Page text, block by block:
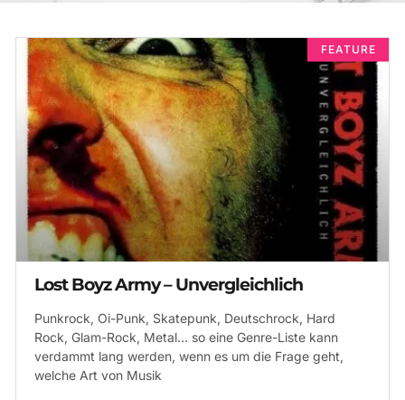
FEATURE
Lost Boyz Army – Unvergleichlich
Punkrock, Oi-Punk, Skatepunk, Deutschrock, Hard
Rock, Glam-Rock, Metal… so eine Genre-Liste kann
verdammt lang werden, wenn es um die Frage geht,
welche Art von Musik